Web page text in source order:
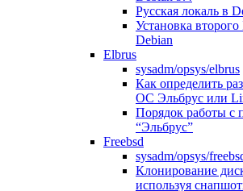
Русская локаль в
Установка
Debian
Elbrus
sysadm/opsys/elbrus
Как определить
ОС Эльбрус или
Порядок работы с
“Эльбрус”
Freebsd
sysadm/opsys/
Клонирование
используя